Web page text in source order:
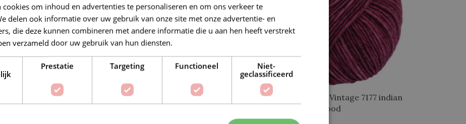
Cool Wool Big 0924
Lana Grossa Cool Wool Big Melange
LG Cool Wool Big Vintage 7177 indian
rood
cookies om inhoud en advertenties te personaliseren en om ons verkeer te
delen ook informatie over uw gebruik van onze site met onze advertentie- en
die deze kunnen combineren met andere informatie die u aan hen heeft verstrekt
verzameld door uw gebruik van hun diensten.
Prestatie Targeting Functioneel
Niet-
geclassificeerd